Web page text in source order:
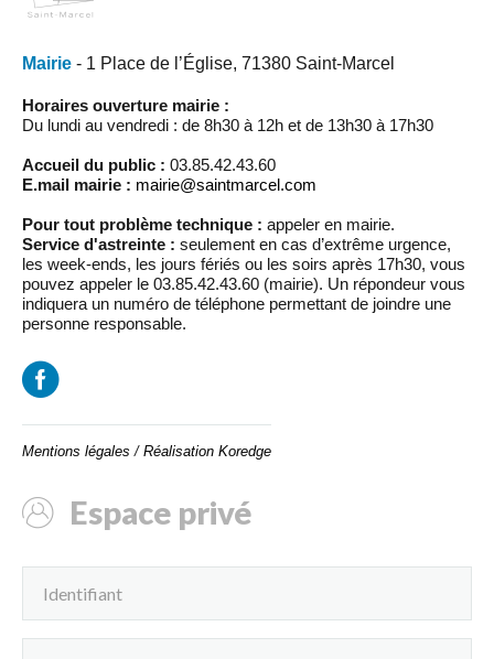
Mairie - 1 Place de l’Église, 71380 Saint-Marcel
Horaires ouverture mairie :
Du lundi au vendredi : de 8h30 à 12h et de 13h30 à 17h30
Accueil du public : 03.85.42.43.60
E.mail mairie : mairie@saintmarcel.com
Pour tout problème technique : appeler en mairie.
Service d'astreinte : seulement en cas d’extrême urgence,
les week-ends, les jours fériés ou les soirs après 17h30, vous
pouvez appeler le 03.85.42.43.60 (mairie). Un répondeur vous
indiquera un numéro de téléphone permettant de joindre une
personne responsable.
Mentions légales / Réalisation Koredge
Espace privé